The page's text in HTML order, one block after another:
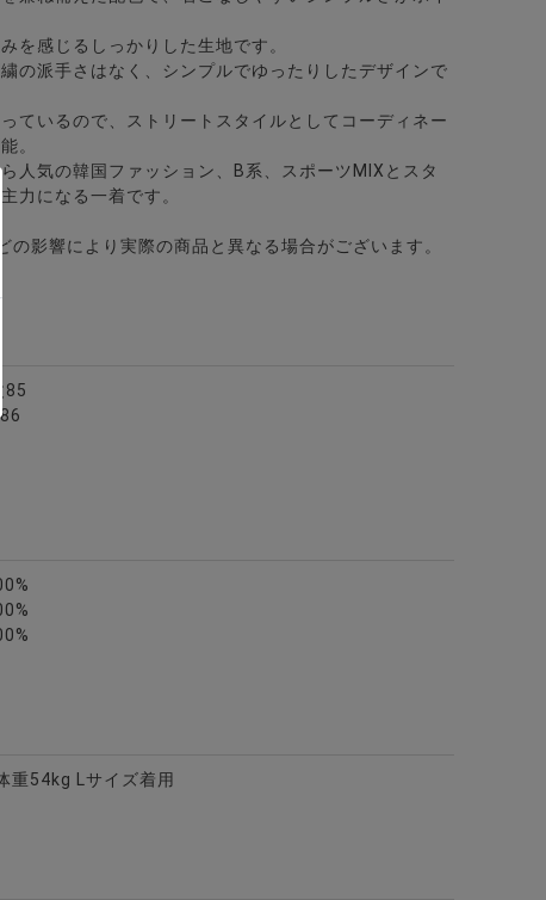
全2色
/全3色
ルゾン/全3色
を感じるしっかりした生地です。
の派手さはなく、シンプルでゆったりしたデザインで
ているので、ストリートスタイルとしてコーディネー
。
人気の韓国ファッション、B系、スポーツMIXとスタ
力になる一着です。
の影響により実際の商品と異なる場合がございます。
85
重54kg Lサイズ着用